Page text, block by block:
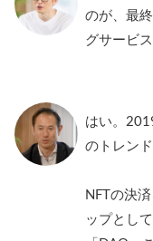
のが、最
グサービ
はい。
のトレン
NFTの決
ップとし